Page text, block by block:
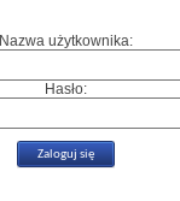
Nazwa użytkownika:
Hasło: